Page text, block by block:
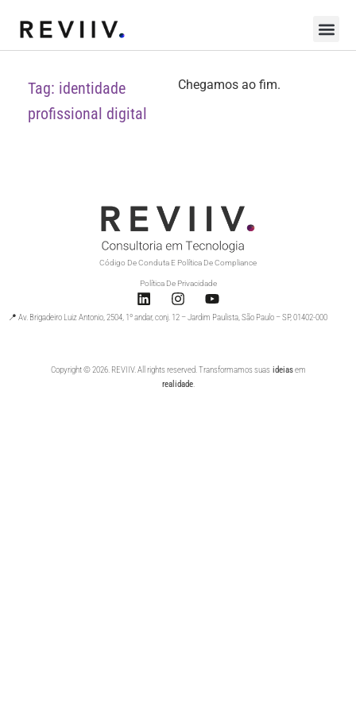
Tag: identidade
profissional digital
Chegamos ao fim.
Código De Conduta E Política De Compliance
Política De Privacidade
📍 Av. Brigadeiro Luiz Antonio, 2504, 1º andar, conj. 12 – Jardim Paulista, São Paulo – SP, 01402-000
Copyright © 2026. REVIIV. All rights reserved. Transformamos suasideiasem
realidade.